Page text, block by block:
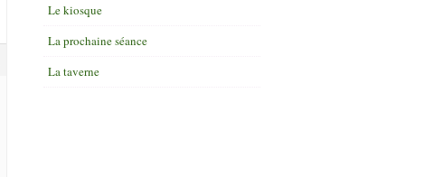
Le kiosque
La prochaine séance
La taverne